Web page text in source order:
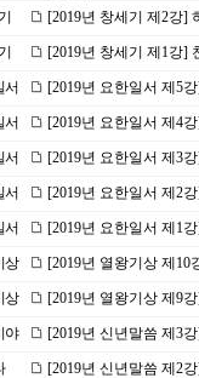
[2019년 창세기 제2강]
[2019년 창세기 제1강]
서 [2019년 요한일서 제5
서 [2019년 요한일서 제4
서 [2019년 요한일서 제3
서 [2019년 요한일서 제2
서 [2019년 요한일서 제1
상 [2019년 열왕기상 제
상 [2019년 열왕기상 제9
야 [2019년 신년말씀 제3
[2019년 신년말씀 제2